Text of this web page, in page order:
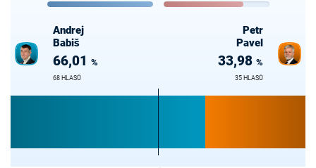
Andrej
Babiš
66,01 %
68 HLASŮ
Petr
Pavel
33,98 %
35 HLASŮ